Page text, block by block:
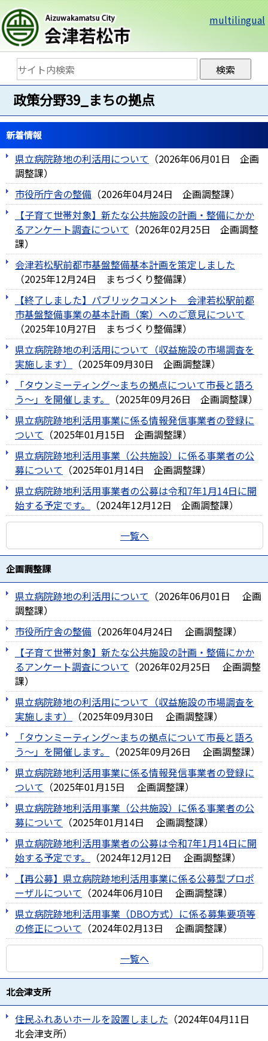
multilingual
政策分野39_まちの拠点
新着情報
県立病院跡地の利活用について （2026年06月01日
企画
調整課）
市役所庁舎の整備 （2026年04月24日 企画調整課）
【子育て世帯対象】新たな公共施設の計画・整備にかか
るアンケート調査について （2026年02月25日
企画調整
課）
会津若松駅前都市基盤整備基本計画を策定しました
（2025年12月24日 まちづくり整備課）
【終了しました】パブリックコメント 会津若松駅前都
市基盤整備事業の基本計画（案）へのご意見について
（2025年10月27日 まちづくり整備課）
県立病院跡地の利活用について（収益施設の市場調査を
実施します）
（2025年09月30日 企画調整課）
「タウンミーティング～まちの拠点について市長と語ろ
う～」を開催します。
（2025年09月26日 企画調整課）
県立病院跡地利活用事業に係る情報発信事業者の登録に
ついて （2025年01月15日 企画調整課）
県立病院跡地利活用事業（公共施設）に係る事業者の公
募について （2025年01月14日 企画調整課）
県立病院跡地利活用事業者の公募は令和7年1月14日に開
始する予定です。
（2024年12月12日 企画調整課）
一覧へ
企画調整課
県立病院跡地の利活用について （2026年06月01日
企画
調整課）
市役所庁舎の整備 （2026年04月24日 企画調整課）
【子育て世帯対象】新たな公共施設の計画・整備にかか
るアンケート調査について （2026年02月25日
企画調整
課）
県立病院跡地の利活用について（収益施設の市場調査を
実施します）
（2025年09月30日 企画調整課）
「タウンミーティング～まちの拠点について市長と語ろ
う～」を開催します。
（2025年09月26日 企画調整課）
県立病院跡地利活用事業に係る情報発信事業者の登録に
ついて （2025年01月15日 企画調整課）
県立病院跡地利活用事業（公共施設）に係る事業者の公
募について （2025年01月14日 企画調整課）
県立病院跡地利活用事業者の公募は令和7年1月14日に開
始する予定です。
（2024年12月12日 企画調整課）
【再公募】県立病院跡地利活用事業に係る公募型プロポ
ーザルについて （2024年06月10日 企画調整課）
県立病院跡地利活用事業（DBO方式）に係る募集要項等
の修正について （2024年02月13日 企画調整課）
一覧へ
北会津支所
住民ふれあいホールを設置しました （2024年04月11日
北会津支所）